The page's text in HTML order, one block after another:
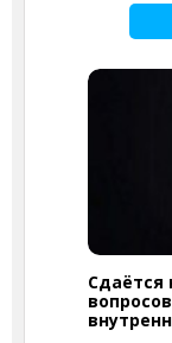
Сдаётся